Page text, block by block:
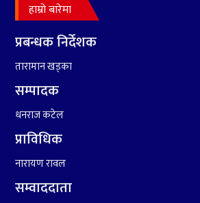
हामी पनि त उडाउछौ ।
हाम्रो बारेमा
प्रबन्धक निर्देशक
तारामान खड्का
सम्पादक
धनराज कटेल
प्राविधिक
नारायण रावल
सम्वाददाता